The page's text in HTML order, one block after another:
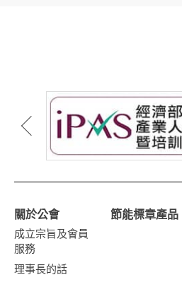
關於公會
成立宗旨及會員
服務
理事長的話
節能標章產品